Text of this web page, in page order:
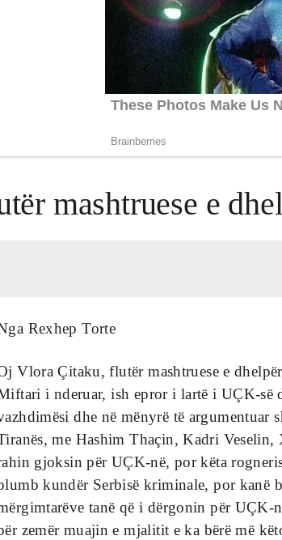
mashtruese e
Rexhep Torte
Vlora Çitaku, flutër mashtruese e
i nderuar, ish epror i lartë i UÇK-së
dhe në mënyrë të argumentuar
me Hashim Thaçin, Kadri
gjoksin për UÇK-në, por këta
kundër Serbisë kriminale, por kanë
tanë që i dërgonin për UÇK-
zemër muajin e mjalitit e ka bërë më